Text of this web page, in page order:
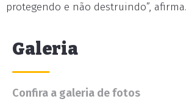
protegendo e não destruindo”, afirma.
Galeria
Confira a galeria de fotos